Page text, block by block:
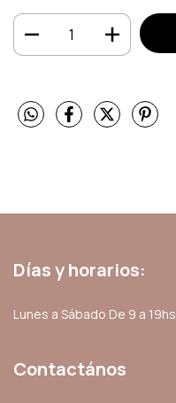
Días y horarios:
Lunes a Sábado De 9 a 19hs
Contactános